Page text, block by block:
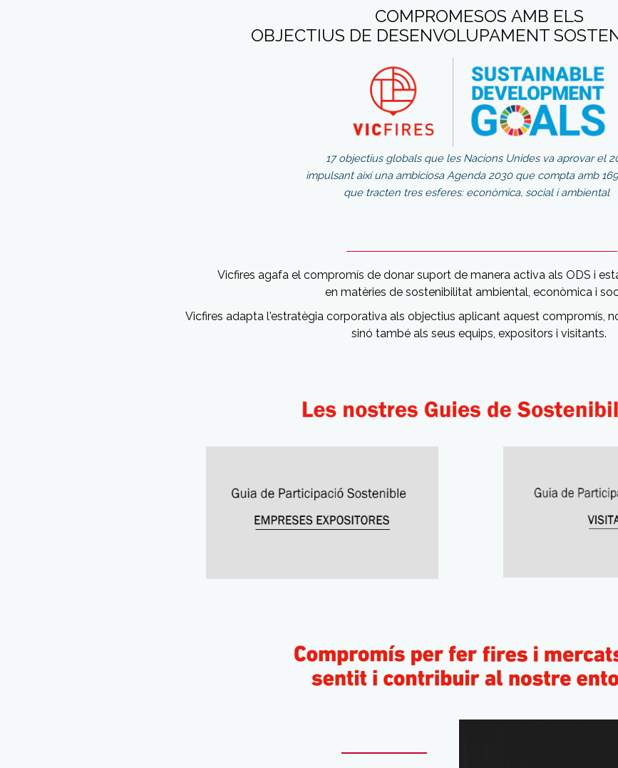
COMPROMESOS AMB ELS
OBJECTIUS DE DESENVOLUPAMENT
17 objectius globals que les Nacions Unides va aprovar el
impulsant així una ambiciosa Agenda 2030 que compta amb
que tracten tres esferes: econòmica, social i ambiental
Vicfires agafa el compromís de donar suport de manera activa als ODS i
en matèries de sostenibilitat ambiental, econòmica i
Vicfires adapta l'estratègia corporativa als objectius aplicant aquest compromís,
sinó també als seus equips, expositors i visitants.